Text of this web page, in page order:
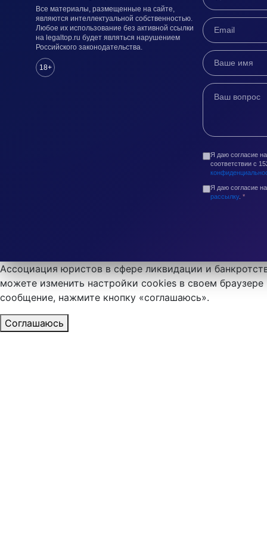
Все материалы, размещенные на сайте,
являются интеллектуальной собственностью.
Любое их использование без активной ссылки
на legaltop.ru будет являться нарушением
Российского законодательства.
18+
Я даю согласие
соответствии с
Я даю согласие
рассылку. *
Ассоциация юристов в сфере ликвидации и
можете изменить настройки cookies в своем
сообщение, нажмите кнопку «соглашаюсь».
Соглашаюсь